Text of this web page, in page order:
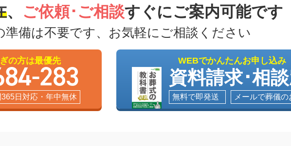
送いたします。24時間365日、深夜早朝でも対応できる体制が整っておりますので安心してご連絡く
、 ご依頼･ご相談すぐにご案内可能です
準備は不要です、お気軽にご相談ください
の方は最優先
283
日対応・年中無休
WEBでかんたんお申し込み
資料請求･相談
無料で即発送 メールで葬儀